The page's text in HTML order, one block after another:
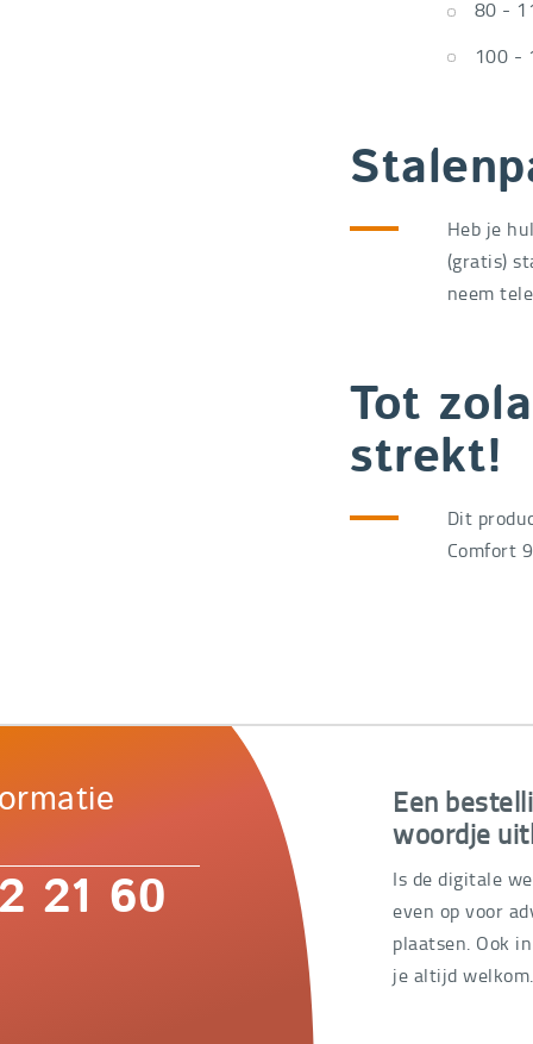
80 -
100 -
Heb je
(gratis)
neem
Tot
strekt!
Dit
Comfort
21 60
Een
woordje
Is de digitale
even op voor
plaatsen. Ook
je altijd welkom.